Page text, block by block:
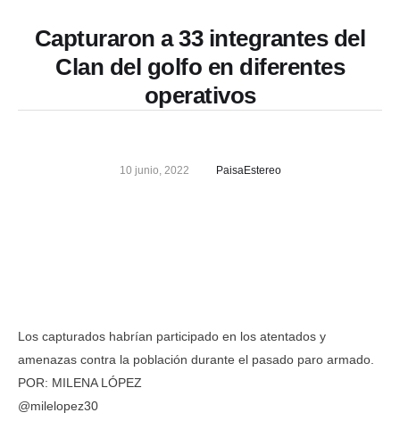
Capturaron a 33 integrantes del
Clan del golfo en diferentes
operativos
10 junio, 2022 PaisaEstereo
Los capturados habrían participado en los atentados y
amenazas contra la población durante el pasado paro armado.
POR: MILENA LÓPEZ
@milelopez30